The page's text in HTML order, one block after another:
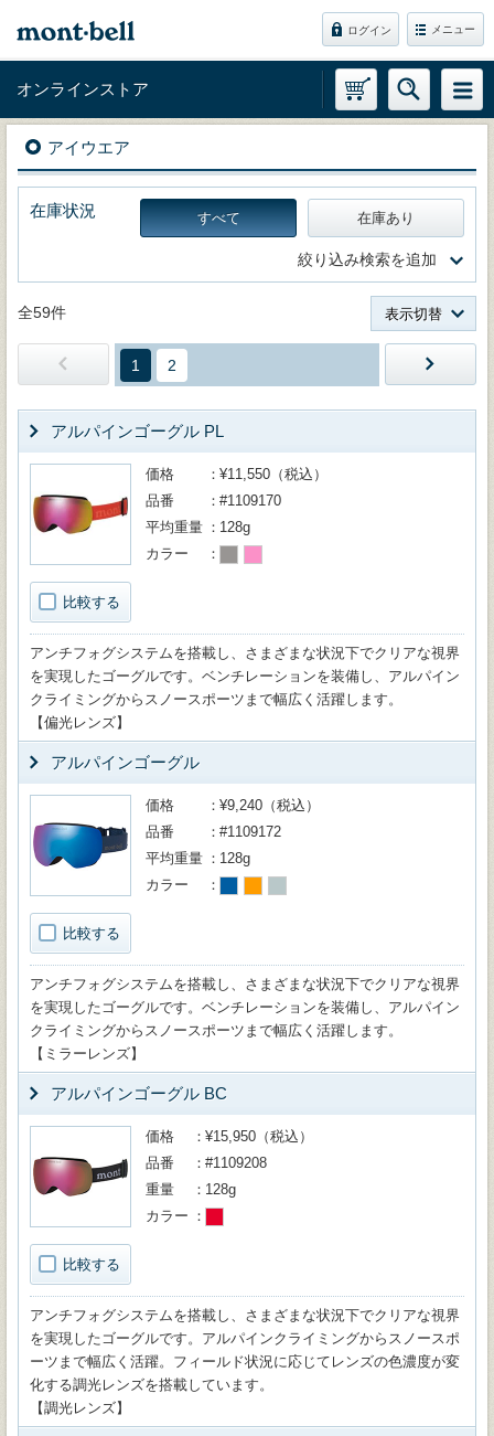
ログイン メニュー
オンラインストア
アイウエア
在庫状況 すべて 在庫あり
絞り込み検索を追加
全59件 表示切替
1 2
アルパインゴーグル PL
比較する
価格
¥11,550（税込）
品番
#1109170
平均重量
128g
カラー
アンチフォグシステムを搭載し、さまざまな状況下でクリアな視界
を実現したゴーグルです。ベンチレーションを装備し、アルパイン
クライミングからスノースポーツまで幅広く活躍します。
【偏光レンズ】
アルパインゴーグル
比較する
価格
¥9,240（税込）
品番
#1109172
平均重量
128g
カラー
アンチフォグシステムを搭載し、さまざまな状況下でクリアな視界
を実現したゴーグルです。ベンチレーションを装備し、アルパイン
クライミングからスノースポーツまで幅広く活躍します。
【ミラーレンズ】
アルパインゴーグル BC
比較する
価格
¥15,950（税込）
品番
#1109208
重量
128g
カラー
アンチフォグシステムを搭載し、さまざまな状況下でクリアな視界
を実現したゴーグルです。アルパインクライミングからスノースポ
ーツまで幅広く活躍。フィールド状況に応じてレンズの色濃度が変
化する調光レンズを搭載しています。
【調光レンズ】